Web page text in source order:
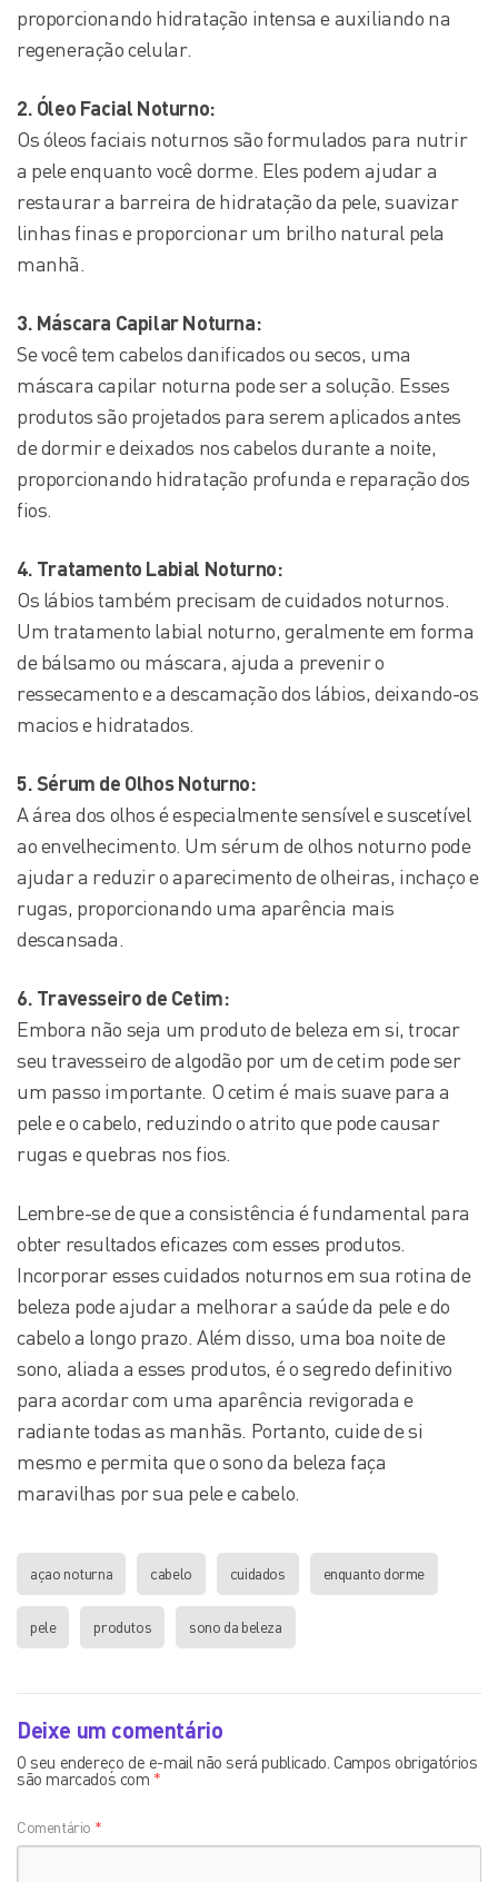
proporcionando hidratação intensa e auxiliando na
regeneração celular.
2. Óleo Facial Noturno:
Os óleos faciais noturnos são formulados para nutrir
a pele enquanto você dorme. Eles podem ajudar a
restaurar a barreira de hidratação da pele, suavizar
linhas finas e proporcionar um brilho natural pela
manhã.
3. Máscara Capilar Noturna:
Se você tem cabelos danificados ou secos, uma
máscara capilar noturna pode ser a solução. Esses
produtos são projetados para serem aplicados antes
de dormir e deixados nos cabelos durante a noite,
proporcionando hidratação profunda e reparação dos
fios.
4. Tratamento Labial Noturno:
Os lábios também precisam de cuidados noturnos.
Um tratamento labial noturno, geralmente em forma
de bálsamo ou máscara, ajuda a prevenir o
ressecamento e a descamação dos lábios, deixando-os
macios e hidratados.
5. Sérum de Olhos Noturno:
A área dos olhos é especialmente sensível e suscetível
ao envelhecimento. Um sérum de olhos noturno pode
ajudar a reduzir o aparecimento de olheiras, inchaço e
rugas, proporcionando uma aparência mais
descansada.
6. Travesseiro de Cetim:
Embora não seja um produto de beleza em si, trocar
seu travesseiro de algodão por um de cetim pode ser
um passo importante. O cetim é mais suave para a
pele e o cabelo, reduzindo o atrito que pode causar
rugas e quebras nos fios.
Lembre-se de que a consistência é fundamental para
obter resultados eficazes com esses produtos.
Incorporar esses cuidados noturnos em sua rotina de
beleza pode ajudar a melhorar a saúde da pele e do
cabelo a longo prazo. Além disso, uma boa noite de
sono, aliada a esses produtos, é o segredo definitivo
para acordar com uma aparência revigorada e
radiante todas as manhãs. Portanto, cuide de si
mesmo e permita que o sono da beleza faça
maravilhas por sua pele e cabelo.
açao noturna cabelo cuidados enquanto dorme
pele produtos sono da beleza
Deixe um comentário
O seu endereço de e-mail não será publicado. Campos obrigatórios
são marcados com *
Comentário *